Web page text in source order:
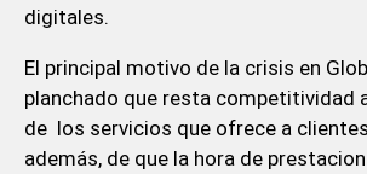
digitales.
El principal motivo de la crisis en
planchado que resta competitividad
de los servicios que ofrece a
además, de que la hora de